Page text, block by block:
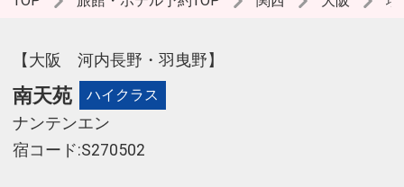
【大阪 河内長野・羽曳野】
南天苑 ハイクラス
ナンテンエン
宿コード:S270502